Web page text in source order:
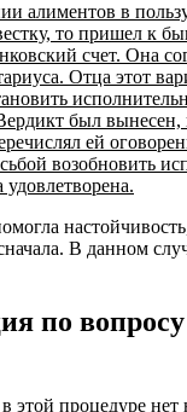
алиментов в
то пришел к
счет. Она
Отца этот
был
ей
возобновить
В данном
по
процедуре